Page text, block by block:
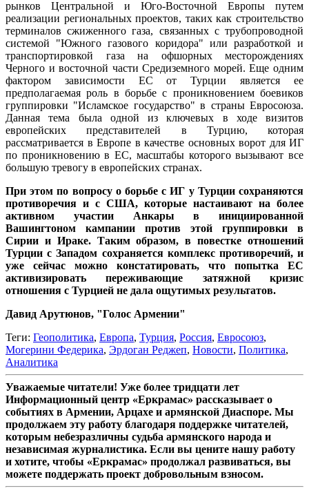
рынков Центральной и Юго-Восточной Европы путем
реализации региональных проектов, таких как строительство
терминалов сжиженного газа, связанных с трубопроводной
системой "Южного газового коридора" или разработкой и
транспортировкой газа на офшорных месторождениях
Черного и восточной части Средиземного морей. Еще одним
фактором зависимости ЕС от Турции является ее
предполагаемая роль в борьбе с проникновением боевиков
группировки "Исламское государство" в страны Евросоюза.
Данная тема была одной из ключевых в ходе визитов
европейских представителей в Турцию, которая
рассматривается в Европе в качестве основных ворот для ИГ
по проникновению в ЕС, масштабы которого вызывают все
большую тревогу в европейских странах.
При этом по вопросу о борьбе с ИГ у Турции сохраняются
противоречия и с США, которые настаивают на более
активном участии Анкары в инициированной
Вашингтоном кампании против этой группировки в
Сирии и Ираке. Таким образом, в повестке отношений
Турции с Западом сохраняется комплекс противоречий, и
уже сейчас можно констатировать, что попытка ЕС
активизировать переживающие затяжной кризис
отношения с Турцией не дала ощутимых результатов.
Давид Арутюнов, "Голос Армении"
Теги: Геополитика, Европа, Турция, Россия, Евросоюз,
Могерини Федерика, Эрдоган Реджеп, Новости, Политика,
Аналитика
Уважаемые читатели! Уже более тридцати лет
Информационный центр «Еркрамас» рассказывает о
событиях в Армении, Арцахе и армянской Диаспоре. Мы
продолжаем эту работу благодаря поддержке читателей,
которым небезразличны судьба армянского народа и
независимая журналистика. Если вы цените нашу работу
и хотите, чтобы «Еркрамас» продолжал развиваться, вы
можете поддержать проект добровольным взносом.